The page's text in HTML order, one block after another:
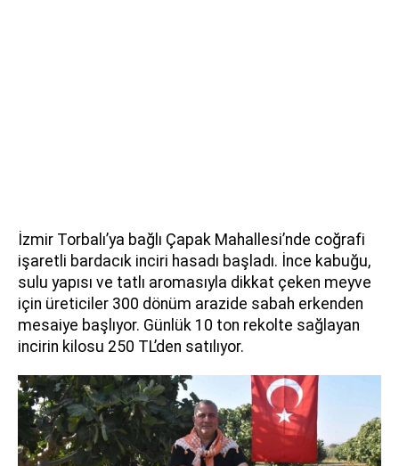
İzmir Torbalı’ya bağlı Çapak Mahallesi’nde coğrafi
işaretli bardacık inciri hasadı başladı. İnce kabuğu,
sulu yapısı ve tatlı aromasıyla dikkat çeken meyve
için üreticiler 300 dönüm arazide sabah erkenden
mesaiye başlıyor. Günlük 10 ton rekolte sağlayan
incirin kilosu 250 TL’den satılıyor.